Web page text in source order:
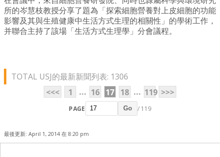
所的岑慧枝教授分享了題為「探索細胞營養對上皮細胞的功能
影響及其與生殖健康中生活方式生理的相關性」的學術工作，
并聯合主持了該場「生活方式生理學」分會議程。
TOTAL USJ的最新新聞列表: 1306
<<<
1 ... 16 17 18 ... 119 >>>
PAGE Go / 119
最後更新: April 1, 2014 在 8:20 pm